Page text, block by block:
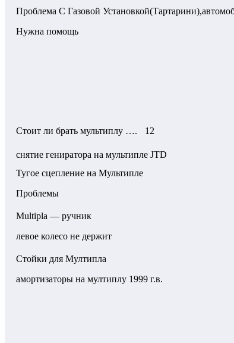
Проблема С Газовой
Нужна помощь
Стоит ли брать мультиплу ….
12
снятие гениратора на мультипле JTD
Тугое сцепление на Мультипле
Проблемы
Multipla — ручник
левое колесо не держит
Стойки для Мултипла
амортизаторы на мултиплу 1999 г.в.